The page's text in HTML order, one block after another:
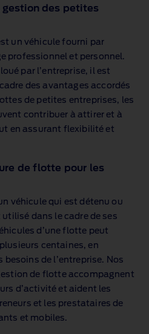
gestion des petites
un véhicule fourni par
professionnel et personnel.
par l’entreprise, il est
des avantages accordés
de petites entreprises, les
contribuer à attirer et à
en assurant flexibilité et
de flotte pour les
véhicule qui est détenu ou
dans le cadre de ses
d’une flotte peut
centaines, en
de l’entreprise. Nos
de flotte accompagnent
d’activité et aident les
et les prestataires de
et mobiles.